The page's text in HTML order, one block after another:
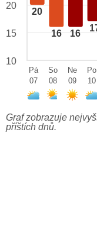
20
16 16
20
15
10
Pá
07
So
08
Ne
09
Po
10
Graf zobrazuje
příštích dnů.